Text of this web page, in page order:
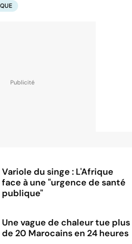
Variole du singe : L'Afrique
face à une "urgence de santé
publique"
Une vague de chaleur tue plus
de 20 Marocains en 24 heures